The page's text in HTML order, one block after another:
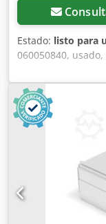
Estado: listo para
060050840,
alcance de